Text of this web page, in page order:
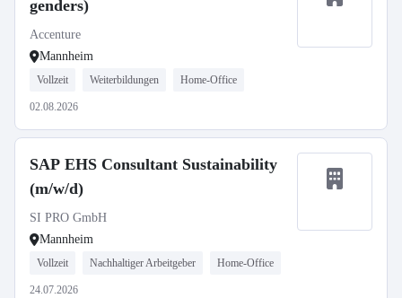
genders)
Accenture
Mannheim
Vollzeit Weiterbildungen Home-Office
02.08.2026
SAP EHS Consultant Sustainability
(m/w/d)
SI PRO GmbH
Mannheim
Vollzeit Nachhaltiger Arbeitgeber Home-Office
24.07.2026